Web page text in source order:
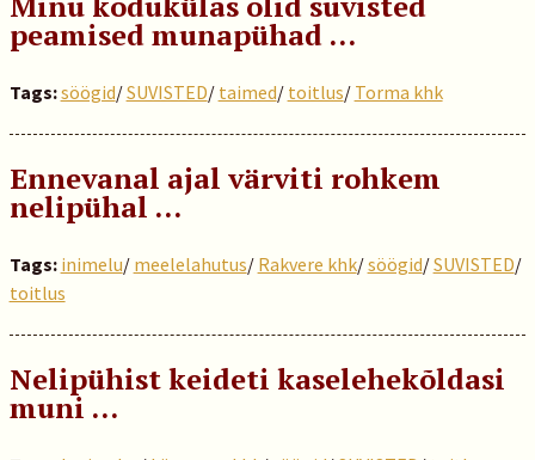
peamised munapühad …
Tags:söögid/SUVISTED/ taimed/ toitlus/ Torma khk
Ennevanal ajal värviti rohkem
nelipühal …
Tags: inimelu/ meelelahutus/ Rakvere khk/söögid/SUVISTED/
toitlus
Nelipühist keideti kaselehekõldasi
muni …